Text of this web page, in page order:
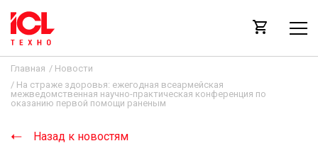
Главная / Новости
/ На страже здоровья: ежегодная всеармейская
межведомственная научно-практическая конференция по
оказанию первой помощи раненым
Назад к новостям